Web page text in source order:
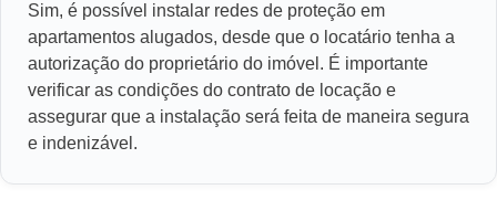
Sim, é possível instalar redes de proteção em
apartamentos alugados, desde que o locatário tenha a
autorização do proprietário do imóvel. É importante
verificar as condições do contrato de locação e
assegurar que a instalação será feita de maneira segura
e indenizável.